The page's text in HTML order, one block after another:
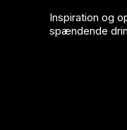
Inspiration og
spændende